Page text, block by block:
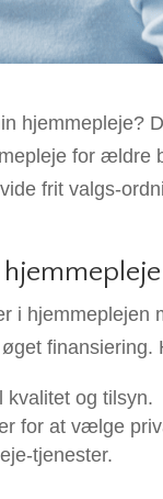
hjemmepleje?
for ældre
frit valgs-
i hjemmeplejen
kvalitet og tilsyn.
for at vælge
tjenester.